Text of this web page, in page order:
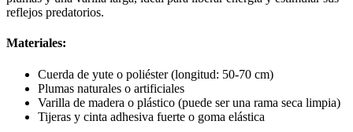
reflejos predatorios.
Materiales:
Cuerda de yute o poliéster (longitud: 50-70 cm)
Plumas naturales o artificiales
Varilla de madera o plástico (puede ser una rama seca limpia)
Tijeras y cinta adhesiva fuerte o goma elástica